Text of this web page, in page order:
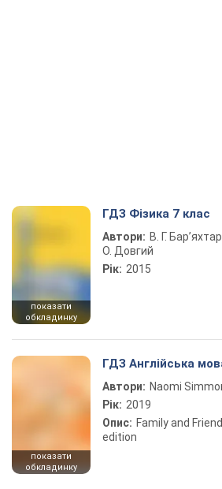
показати
обкладинку
ГДЗ Фізика 7 клас
Автори: В. Г.
О. Довгий
Рік: 2015
показати
обкладинку
ГДЗ Англійська
Автори: Naomi
Рік: 2019
Опис: Family and
edition